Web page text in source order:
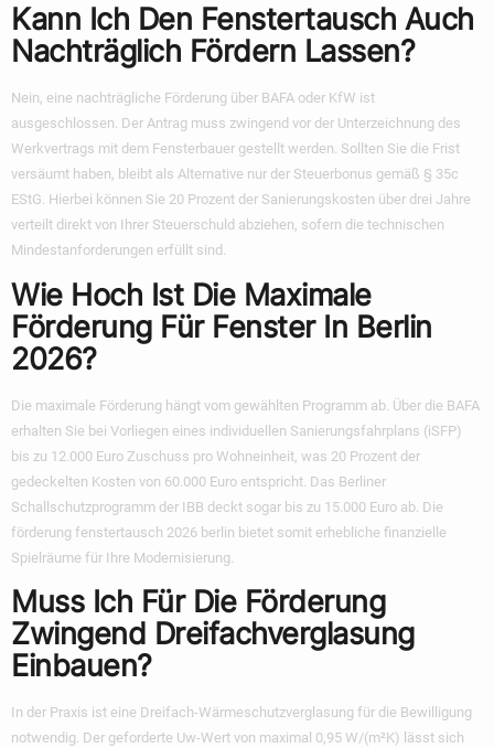
Kann Ich Den Fenstertausch Auch
Nachträglich Fördern Lassen?
Nein, eine nachträgliche Förderung über BAFA oder KfW ist
ausgeschlossen. Der Antrag muss zwingend vor der Unterzeichnung des
Werkvertrags mit dem Fensterbauer gestellt werden. Sollten Sie die Frist
versäumt haben, bleibt als Alternative nur der Steuerbonus gemäß § 35c
EStG. Hierbei können Sie 20 Prozent der Sanierungskosten über drei Jahre
verteilt direkt von Ihrer Steuerschuld abziehen, sofern die technischen
Mindestanforderungen erfüllt sind.
Wie Hoch Ist Die Maximale
Förderung Für Fenster In Berlin
2026?
Die maximale Förderung hängt vom gewählten Programm ab. Über die BAFA
erhalten Sie bei Vorliegen eines individuellen Sanierungsfahrplans (iSFP)
bis zu 12.000 Euro Zuschuss pro Wohneinheit, was 20 Prozent der
gedeckelten Kosten von 60.000 Euro entspricht. Das Berliner
Schallschutzprogramm der IBB deckt sogar bis zu 15.000 Euro ab. Die
förderung fenstertausch 2026 berlin bietet somit erhebliche finanzielle
Spielräume für Ihre Modernisierung.
Muss Ich Für Die Förderung
Zwingend Dreifachverglasung
Einbauen?
In der Praxis ist eine Dreifach-Wärmeschutzverglasung für die Bewilligung
notwendig. Der geforderte Uw-Wert von maximal 0,95 W/(m²K) lässt sich